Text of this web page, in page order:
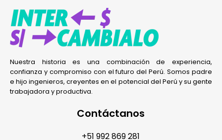
Nuestra historia es una combinación de experiencia,
confianza y compromiso con el futuro del Perú. Somos padre
e hijo ingenieros, creyentes en el potencial del Perú y su gente
trabajadora y productiva.
Contáctanos
+51 992 869 281